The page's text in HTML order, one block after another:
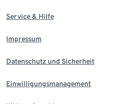
Service & Hilfe
Impressum
Datenschutz und Sicherheit
Einwilligungsmanagement